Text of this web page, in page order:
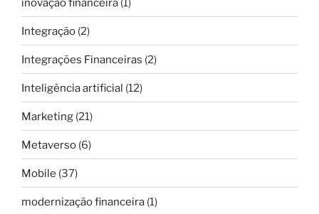
inovação financeira (1)
Integração (2)
Integrações Financeiras (2)
Inteligência artificial (12)
Marketing (21)
Metaverso (6)
Mobile (37)
modernização financeira (1)